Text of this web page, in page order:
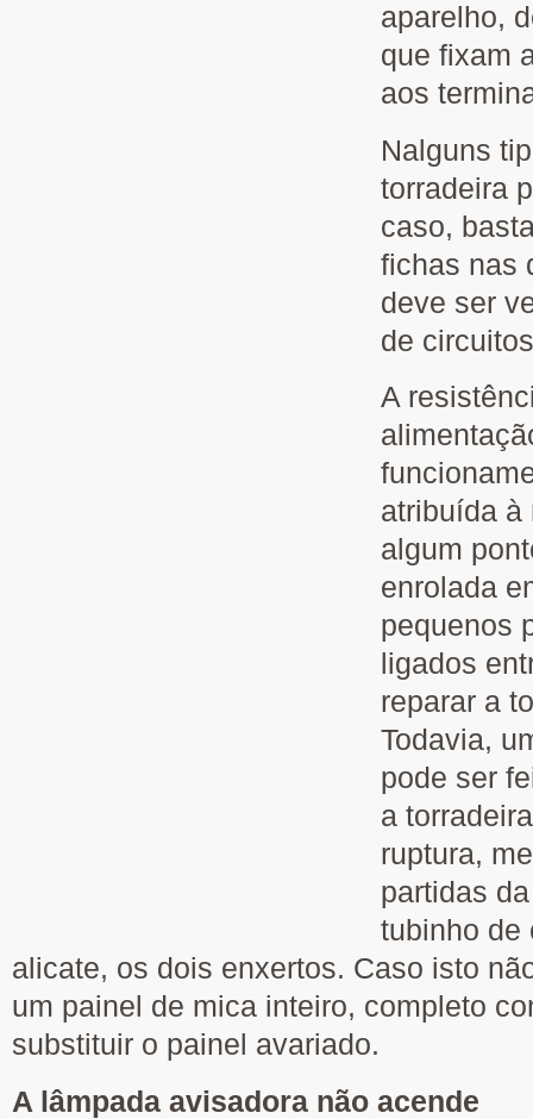
aparelho,
que fixam
aos
Nalguns
torradeira
caso,
fichas nas
deve ser
de
A
atribuída à
algum
enrolada
pequenos
ligados
reparar a
Todavia,
pode ser
a
ruptura,
partidas
tubinho de
alicate, os dois enxertos. Caso isto
um painel de mica inteiro, completo
substituir o painel avariado.
A lâmpada avisadora não acende